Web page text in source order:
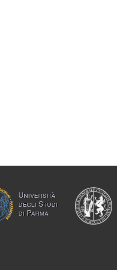
Università
degli Studi
di Parma